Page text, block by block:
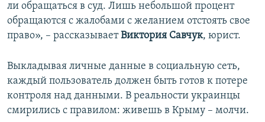
ли обращаться в суд. Лишь небольшой процент
обращаются с жалобами с желанием отстоять свое
право», – рассказываетВиктория Савчук, юрист.
Выкладывая личные данные в социальную сеть,
каждый пользователь должен быть готов к потере
контроля над данными. В реальности украинцы
смирились с правилом: живешь в Крыму – молчи.